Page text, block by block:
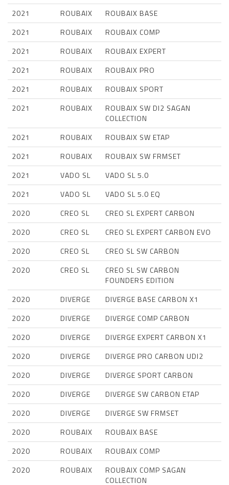
2021
ROUBAIX
ROUBAIX BASE
2021
ROUBAIX
ROUBAIX COMP
2021
ROUBAIX
ROUBAIX EXPERT
2021
ROUBAIX
ROUBAIX PRO
2021
ROUBAIX
ROUBAIX SPORT
2021
ROUBAIX
ROUBAIX SW DI2 SAGAN
COLLECTION
2021
ROUBAIX
ROUBAIX SW ETAP
2021
ROUBAIX
ROUBAIX SW FRMSET
2021
VADO SL
VADO SL 5.0
2021
VADO SL
VADO SL 5.0 EQ
2020
CREO SL
CREO SL EXPERT CARBON
2020
CREO SL
CREO SL EXPERT CARBON EVO
2020
CREO SL
CREO SL SW CARBON
2020
CREO SL
CREO SL SW CARBON
FOUNDERS EDITION
2020
DIVERGE
DIVERGE BASE CARBON X1
2020
DIVERGE
DIVERGE COMP CARBON
2020
DIVERGE
DIVERGE EXPERT CARBON X1
2020
DIVERGE
DIVERGE PRO CARBON UDI2
2020
DIVERGE
DIVERGE SPORT CARBON
2020
DIVERGE
DIVERGE SW CARBON ETAP
2020
DIVERGE
DIVERGE SW FRMSET
2020
ROUBAIX
ROUBAIX BASE
2020
ROUBAIX
ROUBAIX COMP
2020
ROUBAIX
ROUBAIX COMP SAGAN
COLLECTION